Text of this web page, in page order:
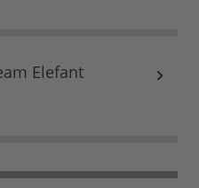
Elefant